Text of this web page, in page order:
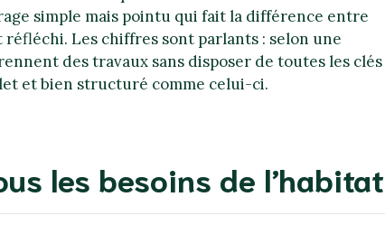
simple mais pointu qui fait la différence entre
Les chiffres sont parlants : selon une
des travaux sans disposer de toutes les clés
et bien structuré comme celui-ci.
les besoins de l’habitat